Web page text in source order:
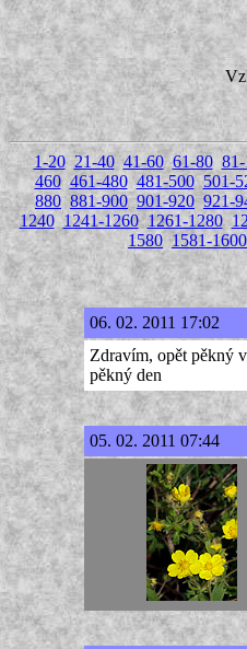
1-20 21-40 41-60 61-80
460 461-480 481-500 501-
880 881-900 901-920 921-
1240 1241-1260 1261-1280
1580 1581-1600
06. 02. 2011 17:02
Zdravím, opět pěkný
pěkný den
05. 02. 2011 07:44